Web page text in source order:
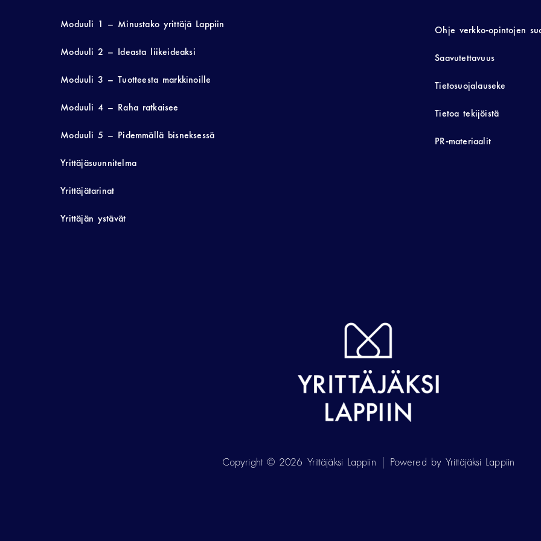
Moduuli 1 – Minustako yrittäjä Lappiin
Moduuli 2 – Ideasta liikeideaksi
Moduuli 3 – Tuotteesta markkinoille
Moduuli 4 – Raha ratkaisee
Moduuli 5 – Pidemmällä bisneksessä
Yrittäjäsuunnitelma
Yrittäjätarinat
Yrittäjän ystävät
Ohje verkko-opintojen
Saavutettavuus
Tietosuojalauseke
Tietoa tekijöistä
PR-materiaalit
Copyright © 2026 Yrittäjäksi Lappiin | Powered by Yrittäjäksi Lappiin